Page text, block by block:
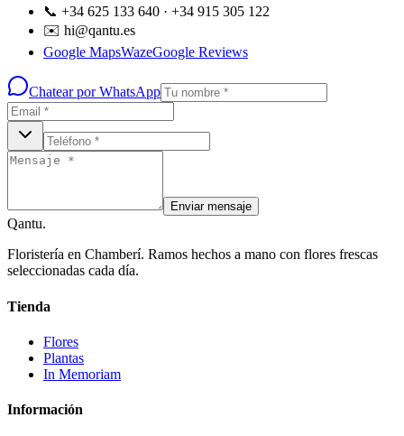
📞 +34 625 133 640 · +34 915 305 122
✉️ hi@qantu.es
Google MapsWazeGoogle Reviews
Chatear por WhatsApp
Enviar mensaje
Qantu.
Floristería en Chamberí. Ramos hechos a mano con flores frescas
seleccionadas cada día.
Tienda
Flores
Plantas
In Memoriam
Información